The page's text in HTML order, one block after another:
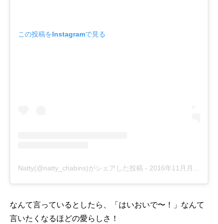
この投稿をInstagramで見る
Natty(@natty_chabins)がシェアした投稿 - 2016年11月月14日午前3時52分PST
なんて言っているとしたら、「はいおいで〜！」なんて
言いたくなるほどの愛らしさ！